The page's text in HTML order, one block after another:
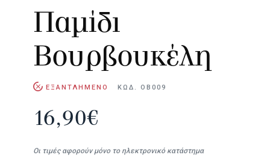
Παμίδι
Βουρβουκέλη
ΕΞΑΝΤΛΗΜΕΝΟ ΚΩΔ. ΟΒ009
16,90€
Οι τιμές αφορούν μόνο το ηλεκτρονικό κατάστημα